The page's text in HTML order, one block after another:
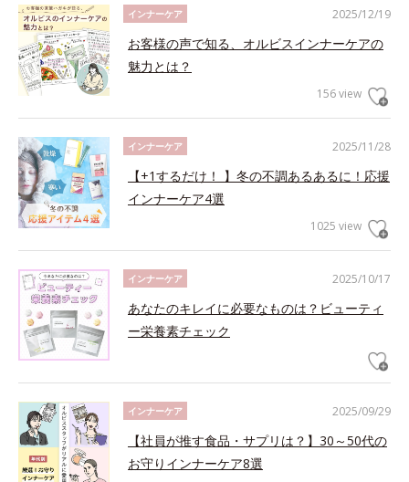
2025/12/19
インナーケア
お客様の声で知る、オルビスインナーケアの
魅力とは？
156 view
2025/11/28
インナーケア
【+1するだけ！ 】冬の不調あるあるに！応援
インナーケア4選
1025 view
2025/10/17
インナーケア
あなたのキレイに必要なものは？ビューティ
ー栄養素チェック
2025/09/29
インナーケア
【社員が推す食品・サプリは？】30～50代の
お守りインナーケア8選